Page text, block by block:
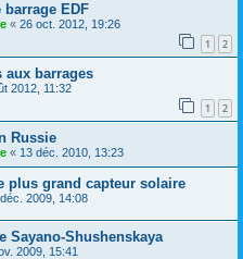
EDF
« 26 oct. 2012, 19:26
1 2
aux barrages
2012, 11:32
1 2
Russie
« 13 déc. 2010, 13:23
plus grand capteur solaire
2009, 14:08
Sayano-Shushenskaya
2009, 15:41